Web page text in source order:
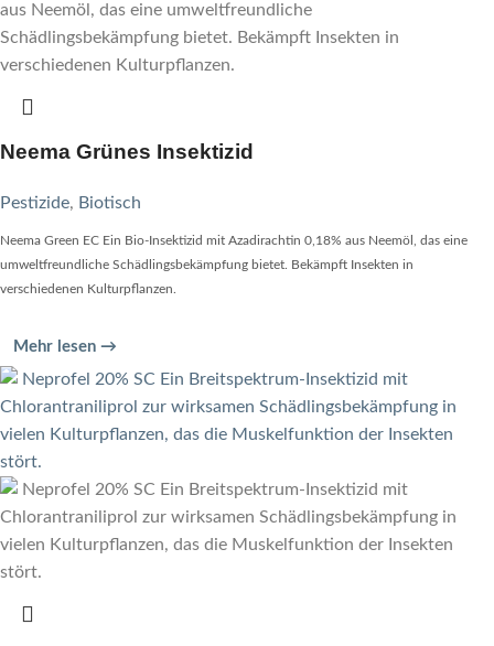
Neema Grünes Insektizid
Pestizide, Biotisch
Neema Green EC Ein Bio-Insektizid mit Azadirachtin 0,18% aus Neemöl, das eine
umweltfreundliche Schädlingsbekämpfung bietet. Bekämpft Insekten in
verschiedenen Kulturpflanzen.
Mehr lesen →